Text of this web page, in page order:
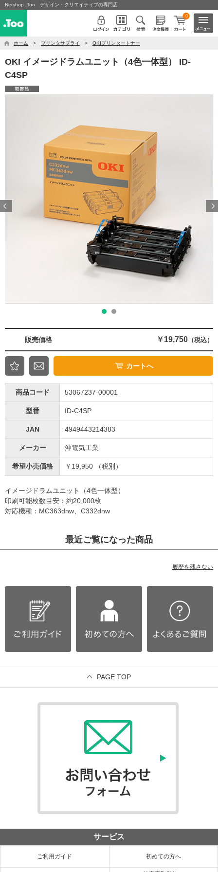
Netshop .Too デザイン・クリエイティブの専門店
0
ホーム > プリンタサプライ > OKIプリンタートナー
OKI イメージドラムユニット（4色一体型） ID-
C4SP
販売価格 ￥19,750 （税込）
カートへ
商品コード 53067237-00001
型番 ID-C4SP
JAN 4949443214383
メーカー 沖電気工業
希望小売価格 ￥19,950 （税別）
イメージドラムユニット（4色一体型）
印刷可能枚数目安：約20,000枚
対応機種：MC363dnw、C332dnw
最近ご覧になった商品
履歴を残さない
PAGE TOP
サービス
ご利用ガイド 初めての方へ